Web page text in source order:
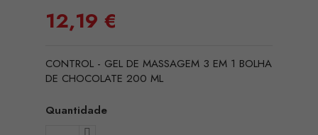
12,19 €
CONTROL - GEL DE MASSAGEM 3 EM 1 BOLHA
DE CHOCOLATE 200 ML
Quantidade